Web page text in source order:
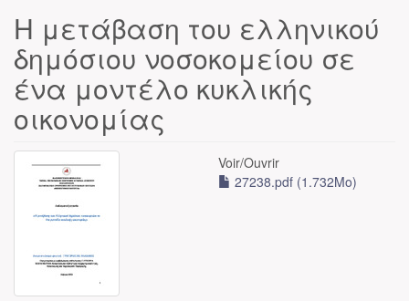
Η μετάβαση του ελληνικού
δημόσιου νοσοκομείου σε
ένα μοντέλο κυκλικής
οικονομίας
Voir/Ouvrir
27238.pdf (1.732Mo)